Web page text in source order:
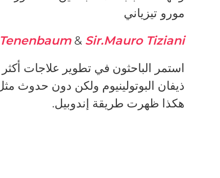
مورو تيزياني
& Sir.Mauro Tiziani.
استمر الباحثون في تطوير علاجات
ذيفان البوتولينيوم ولكن دون حدوث مثل
هكذا ظهرت طريقة إندوبيل.